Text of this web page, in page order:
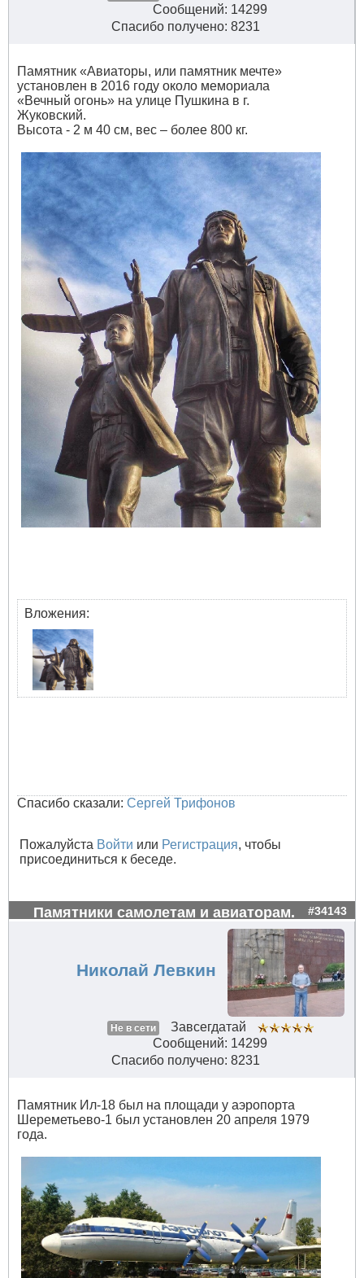
Сообщений: 14299
Спасибо получено: 8231
Памятник «Авиаторы, или памятник мечте»
установлен в 2016 году около мемориала
«Вечный огонь» на улице Пушкина в г.
Жуковский.
Высота - 2 м 40 см, вес – более 800 кг.
Вложения:
Спасибо сказали: Сергей Трифонов
Пожалуйста Войти или Регистрация, чтобы
присоединиться к беседе.
Памятники самолетам и авиаторам. #34143
Николай Левкин
Не в сети
Завсегдатай
Сообщений: 14299
Спасибо получено: 8231
Памятник Ил-18 был на площади у аэропорта
Шереметьево-1 был установлен 20 апреля 1979
года.